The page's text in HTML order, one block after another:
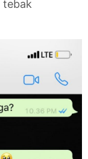
tebak